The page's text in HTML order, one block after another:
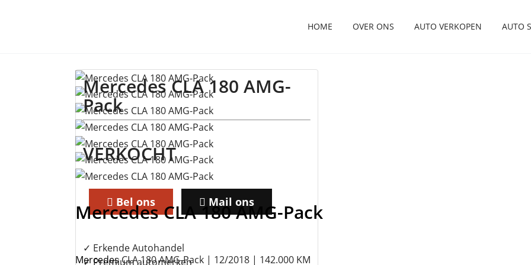
HOME OVER ONS AUTO VERKOPEN AUTO
MercedesCLA 180 AMG-Pack
Mercedes CLA 180 AMG-Pack | 12/2018 | 142.000 KM
Mercedes CLA 180 AMG-
Pack
VERKOCHT
Bel ons Mail ons
✓ Erkende Autohandel
✓ Premium automerken